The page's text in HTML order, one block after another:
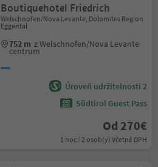
Boutiquehotel Friedrich
Welschnofen/Nova Levante, Dolomites Region
Eggental
752 m z Welschnofen/Nova Levante
centrum
Úroveň udržitelnosti 2
Südtirol Guest Pass
Od 270€
1 noc / 2 osob(y) Včetně DPH